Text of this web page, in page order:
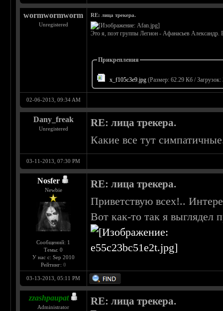
wormwormworm
Unregistered
RE: лица трекера.
Это я, поэт группы Легион - Афанасьев Александр.
Прикрепления
x_f105c3e9.jpg (Размер: 62.29 Кб / Загрузок:
02-06-2013, 09:34 AM
Dany_freak
Unregistered
RE: лица трекера.
Какие все тут
03-11-2013, 07:30 PM
Nosfer
Newbie
Сообщений: 1
Темы: 0
У нас с: Sep 2010
Рейтинг: 0
RE: лица трекера.
Приветствую всех!..
Вот как-то так я
03-13-2013, 05:11 PM
zzashpaupat
Administrator
RE: лица трекера.